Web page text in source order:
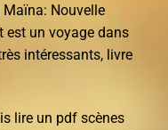
Nouvelle
est un voyage dans
intéressants, livre
lire un pdf scènes